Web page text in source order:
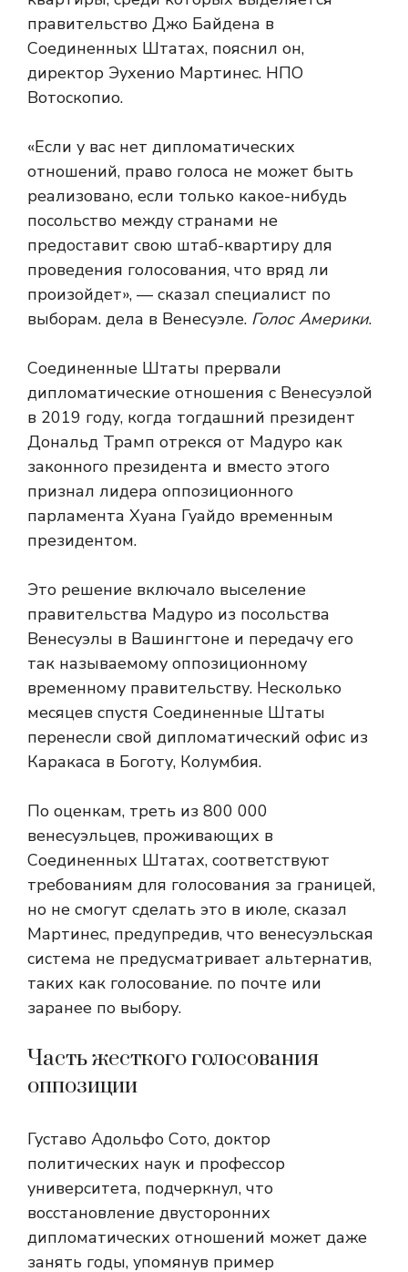
правительство Джо Байдена в
Соединенных Штатах, пояснил он,
директор Эухенио Мартинес. НПО
Вотоскопио.
«Если у вас нет дипломатических
отношений, право голоса не может быть
реализовано, если только какое-нибудь
посольство между странами не
предоставит свою штаб-квартиру для
проведения голосования, что вряд ли
произойдет», — сказал специалист по
выборам. дела в Венесуэле. Голос Америки.
Соединенные Штаты прервали
дипломатические отношения с Венесуэлой
в 2019 году, когда тогдашний президент
Дональд Трамп отрекся от Мадуро как
законного президента и вместо этого
признал лидера оппозиционного
парламента Хуана Гуайдо временным
президентом.
Это решение включало выселение
правительства Мадуро из посольства
Венесуэлы в Вашингтоне и передачу его
так называемому оппозиционному
временному правительству. Несколько
месяцев спустя Соединенные Штаты
перенесли свой дипломатический офис из
Каракаса в Боготу, Колумбия.
По оценкам, треть из 800 000
венесуэльцев, проживающих в
Соединенных Штатах, соответствуют
требованиям для голосования за границей,
но не смогут сделать это в июле, сказал
Мартинес, предупредив, что венесуэльская
система не предусматривает альтернатив,
таких как голосование. по почте или
заранее по выбору.
Часть жесткого голосования
оппозиции
Густаво Адольфо Сото, доктор
политических наук и профессор
университета, подчеркнул, что
восстановление двусторонних
дипломатических отношений может даже
занять годы, упомянув пример